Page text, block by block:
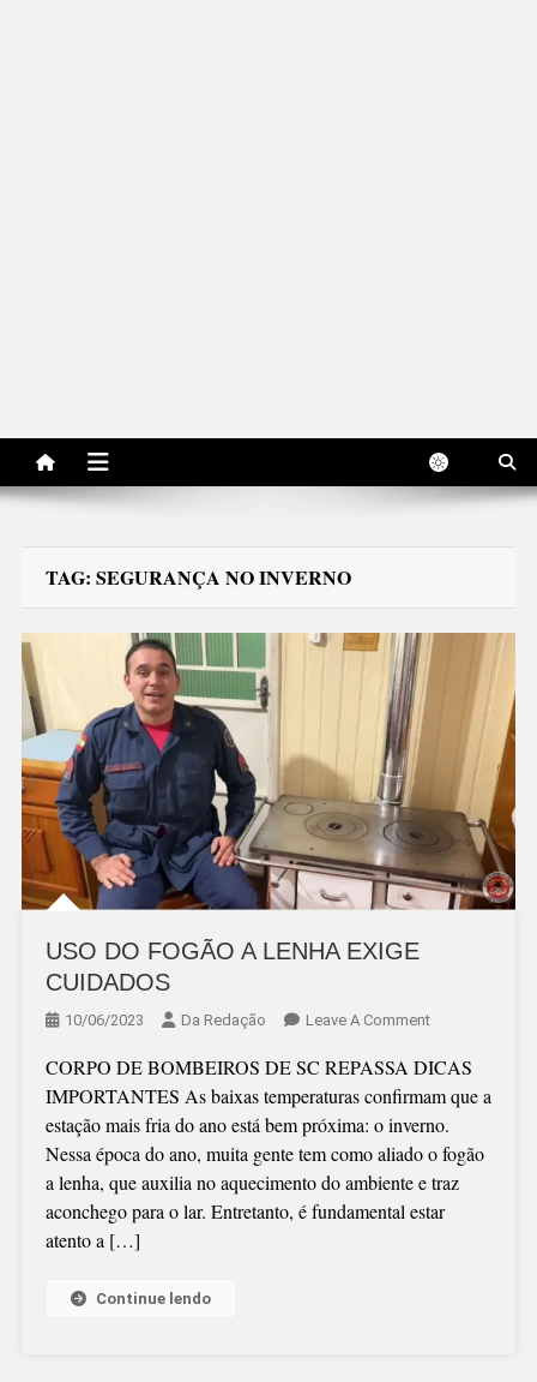
TAG: SEGURANÇA NO INVERNO
USO DO FOGÃO A LENHA EXIGE
CUIDADOS
10/06/2023 Da Redação Leave A CommentOn
DO
FOGÃO
A
LENHA
EXIGE
CUIDADOS
CORPO DE BOMBEIROS DE SC REPASSA DICAS
IMPORTANTES As baixas temperaturas confirmam que a
estação mais fria do ano está bem próxima: o inverno.
Nessa época do ano, muita gente tem como aliado o fogão
a lenha, que auxilia no aquecimento do ambiente e traz
aconchego para o lar. Entretanto, é fundamental estar
atento a […]
Continue lendo